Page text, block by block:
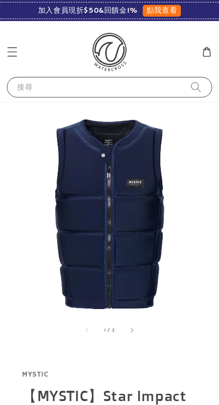
加入會員現折$50&回饋金1% 點我查看
搜尋
1 / 2
MYSTIC
【MYSTIC】Star Impact